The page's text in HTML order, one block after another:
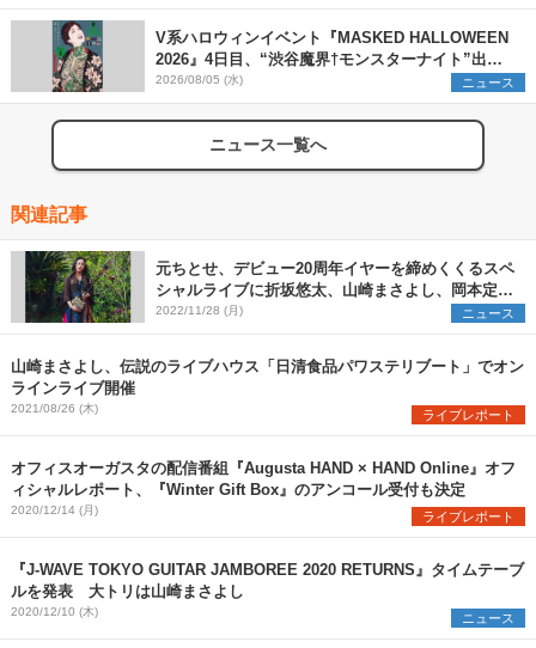
V系ハロウィンイベント『MASKED HALLOWEEN
2026』4日目、“渋谷魔界†モンスターナイト”出演6
組を発表
2026/08/05 (水) ニュース
ニュース一覧へ
関連記事
元ちとせ、デビュー20周年イヤーを締めくくるスペ
シャルライブに折坂悠太、山崎まさよし、岡本定義
（COIL）のゲスト出演が決定
2022/11/28 (月) ニュース
山崎まさよし、伝説のライブハウス「日清食品パワステリブート」でオン
ラインライブ開催
2021/08/26 (木) ライブレポート
オフィスオーガスタの配信番組『Augusta HAND × HAND Online』オフ
ィシャルレポート、『Winter Gift Box』のアンコール受付も決定
2020/12/14 (月) ライブレポート
『J-WAVE TOKYO GUITAR JAMBOREE 2020 RETURNS』タイムテーブ
ルを発表 大トリは山崎まさよし
2020/12/10 (木) ニュース